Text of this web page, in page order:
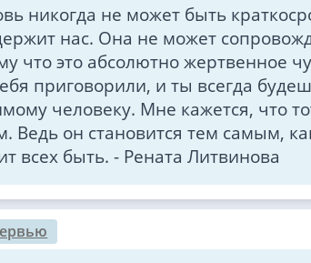
никогда не может быть
нас. Она не может
что это абсолютно жертвенное
приговорили, и ты всегда
человеку. Мне кажется, что
Ведь он становится тем самым,
всех быть. - Рената Литвинова